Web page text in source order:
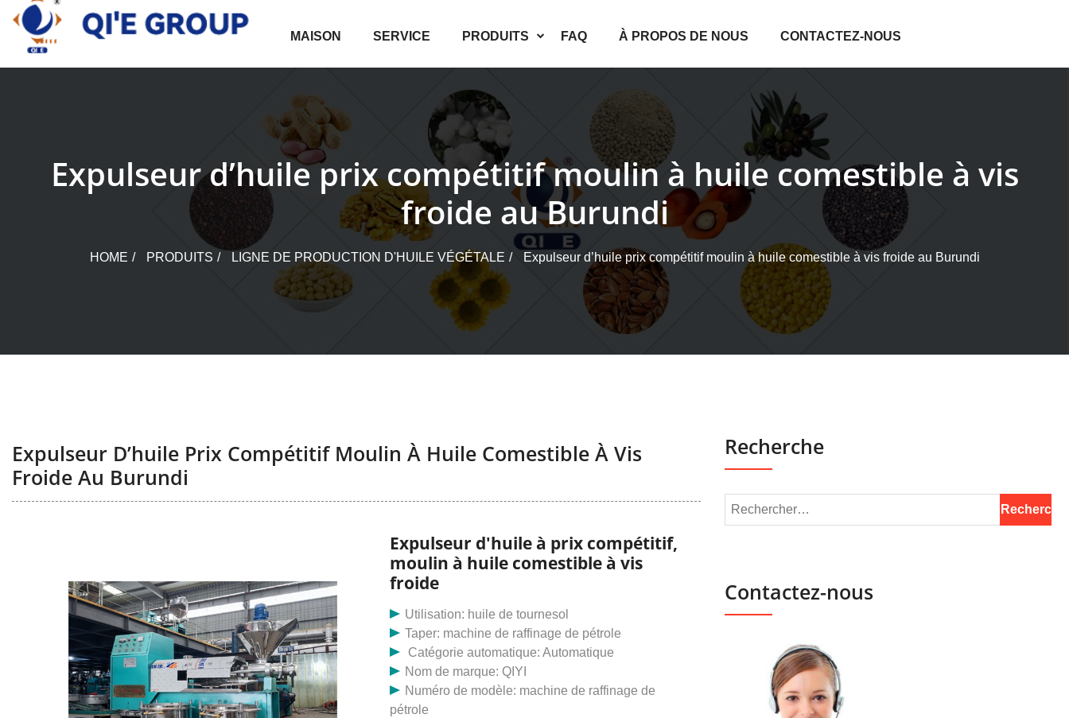
Skip
content
MAISON SERVICE PRODUITS FAQ À PROPOS DE NOUS CONTACTEZ-NOUS
Expulseur d’huile prix compétitif moulin à huile comestible à vis
froide au Burundi
HOME PRODUITS LIGNE DE PRODUCTION D'HUILE VÉGÉTALE Expulseur d’huile prix compétitif moulin à huile comestible à vis froide au Burundi
Expulseur D’huile Prix Compétitif Moulin À Huile Comestible À Vis
Froide Au Burundi
Expulseur d'huile à prix compétitif,
moulin à huile comestible à vis
froide
Utilisation: huile de tournesol
Taper: machine de raffinage de pétrole
Catégorie automatique: Automatique
Nom de marque: QIYI
Numéro de modèle: machine de raffinage de
pétrole
Recherche
Contactez-nous